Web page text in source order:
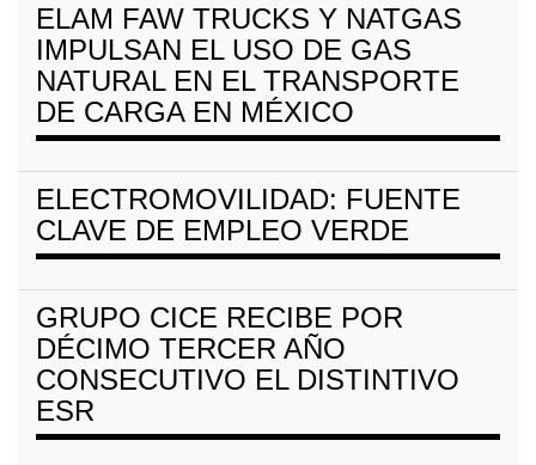
ELAM FAW TRUCKS Y NATGAS
IMPULSAN EL USO DE GAS
NATURAL EN EL TRANSPORTE
DE CARGA EN MÉXICO
ELECTROMOVILIDAD: FUENTE
CLAVE DE EMPLEO VERDE
GRUPO CICE RECIBE POR
DÉCIMO TERCER AÑO
CONSECUTIVO EL DISTINTIVO
ESR